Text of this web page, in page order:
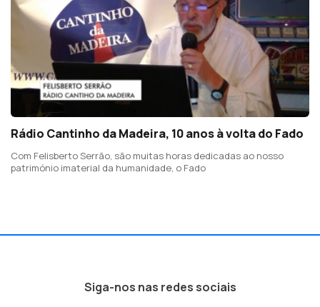
Rádio Cantinho da Madeira, 10 anos à volta do Fado
Com Felisberto Serrão, são muitas horas dedicadas ao nosso
património imaterial da humanidade, o Fado
Siga-nos nas redes sociais